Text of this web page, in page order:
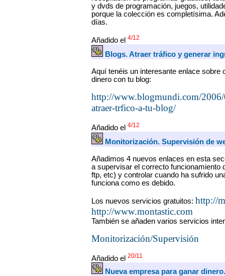
y dvds de programación, juegos,
porque la colección es completísima.
días.
Añadido el 4/12
Blogs. Atraer tráfico y generar
Aquí tenéis un interesante enlace sobre
dinero con tu blog:
http://www.blogmundi.com/
atraer-trfico-a-tu-blog/
Añadido el 4/12
Monitorización. Supervisión de
Añadimos 4 nuevos enlaces en esta
a supervisar el correcto funcionamiento
ftp, etc) y controlar cuando ha sufrido
funciona como es debido.
Los nuevos servicios gratuitos: http://
http://www.montastic.com
También se añaden varios servicios
Monitorización/Supervisión
Añadido el 20/11
Nueva empresa para ganar